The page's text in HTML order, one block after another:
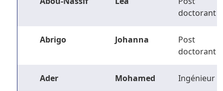
doctorant
Abrigo Johanna
Post
doctorant
Ader Mohamed Ingénieur